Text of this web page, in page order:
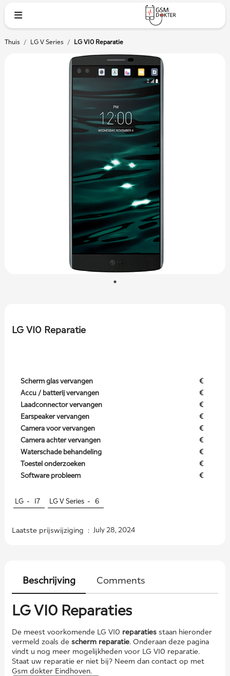
Thuis / LG V Series / LG V10 Reparatie
LG V10 Reparatie
Scherm glas vervangen
€
Accu / batterij vervangen
€
Laadconnector vervangen
€
Earspeaker vervangen
€
Camera voor vervangen
€
Camera achter vervangen
€
Waterschade behandeling
€
Toestel onderzoeken
€
Software probleem
€
LG - 17 LG V Series - 6
Laatste prijswijziging : July 28, 2024
Beschrijving Comments
LG V10 Reparaties
De meest voorkomende LG V10 reparatiesstaan hieronder
vermeld zoals de scherm reparatie. Onderaan deze pagina
vindt u nog meer mogelijkheden voor LG V10 reparatie.
Staat uw reparatie er niet bij? Neem dan contact op met
Gsm dokter Eindhoven.